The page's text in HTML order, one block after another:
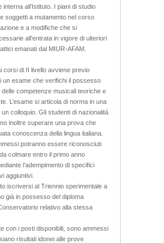
all’Istituto. I piani di studio
soggetti a mutamento nel corso
e a modifiche che si
all’entrata in vigore di ulteriori
emanati dal MIUR-AFAM.
corsi di II livello avviene previo
un esame che verifichi il possesso
delle competenze musicali teoriche e
L’esame si articola di norma in una
colloquio. Gli studenti di nazionalità
inoltre superare una prova che
conoscenza della lingua italiana.
potranno essere riconosciuti
colmare entro il primo anno
l’adempimento di specifici
aggiuntivi.
iscriversi al Triennio sperimentale a
già in possesso del diploma
relativo alla stessa
con i posti disponibili, sono ammessi
risultati idonei alle prove